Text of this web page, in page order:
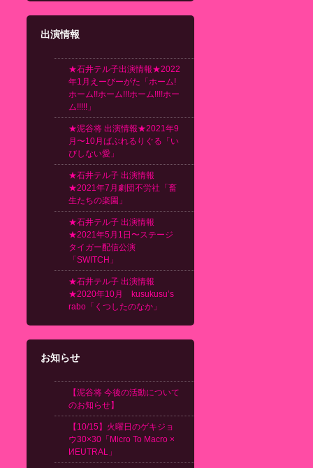
出演情報
★石井テル子出演情報★2022
年1月えーびーがた「ホーム!
ホーム!!ホーム!!!ホーム!!!!ホー
ム!!!!!」
★泥谷将 出演情報★2021年9
月〜10月ばぶれるりぐる「い
びしない愛」
★石井テル子 出演情報
★2021年7月劇団不労社「畜
生たちの楽園」
★石井テル子 出演情報
★2021年5月1日〜ステージ
タイガー配信公演
「SWITCH」
★石井テル子 出演情報
★2020年10月 kusukusu’s
rabo「くつしたのなか」
お知らせ
【泥谷将 今後の活動について
のお知らせ】
【10/15】火曜日のゲキジョ
ウ30×30「Micro To Macro ×
ИEUTRAL」